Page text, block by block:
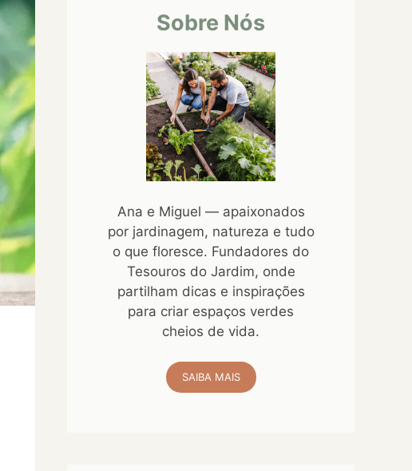
Sobre Nós
Ana e Miguel — apaixonados
por jardinagem, natureza e tudo
o que floresce. Fundadores do
Tesouros do Jardim, onde
partilham dicas e inspirações
para criar espaços verdes
cheios de vida.
SAIBA MAIS